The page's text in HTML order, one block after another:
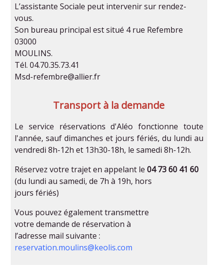
L’assistante Sociale peut intervenir sur rendez-
vous.
Son bureau principal est situé 4 rue Refembre
03000
MOULINS.
Tél. 04.70.35.73.41
Msd-refembre@allier.fr
Transport à la demande
Le service réservations d'Aléo fonctionne toute
l'année, sauf dimanches et jours fériés, du lundi au
vendredi 8h-12h et 13h30-18h, le samedi 8h-12h.
Réservez votre trajet en appelant le04 73 60 41 60
(du lundi au samedi, de 7h à 19h, hors
jours fériés)
Vous pouvez également transmettre
votre demande de réservation à
l’adresse mail suivante :
reservation.moulins@keolis.com